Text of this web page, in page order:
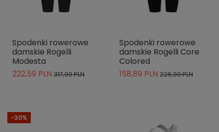
Spodenki rowerowe
damskie Rogelli
Modesta
222,59 PLN 317,99 PLN
Spodenki rowerowe
damskie Rogelli Core
Colored
158,89 PLN 226,99 PLN
-30%